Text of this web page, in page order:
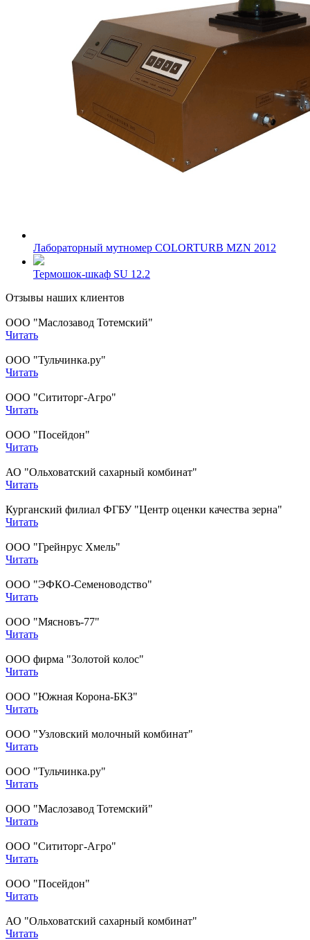
Лабораторный мутномер COLORTURB MZN 2012
Термошок-шкаф SU 12.2
Отзывы наших клиентов
ООО "Маслозавод Тотемский"
Читать
ООО "Тульчинка.ру"
Читать
ООО "Сититорг-Агро"
Читать
ООО "Посейдон"
Читать
АО "Ольховатский сахарный комбинат"
Читать
Курганский филиал ФГБУ "Центр оценки качества зерна"
Читать
ООО "Грейнрус Хмель"
Читать
ООО "ЭФКО-Семеноводство"
Читать
ООО "Мясновъ-77"
Читать
ООО фирма "Золотой колос"
Читать
ООО "Южная Корона-БКЗ"
Читать
ООО "Узловский молочный комбинат"
Читать
ООО "Тульчинка.ру"
Читать
ООО "Маслозавод Тотемский"
Читать
ООО "Сититорг-Агро"
Читать
ООО "Посейдон"
Читать
АО "Ольховатский сахарный комбинат"
Читать